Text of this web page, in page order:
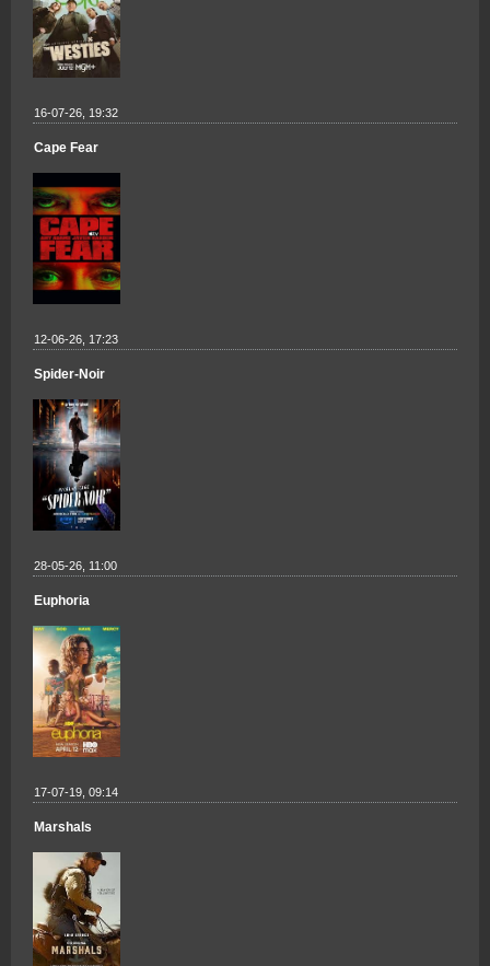
16-07-26, 19:32
Cape Fear
12-06-26, 17:23
Spider-Noir
28-05-26, 11:00
Euphoria
17-07-19, 09:14
Marshals